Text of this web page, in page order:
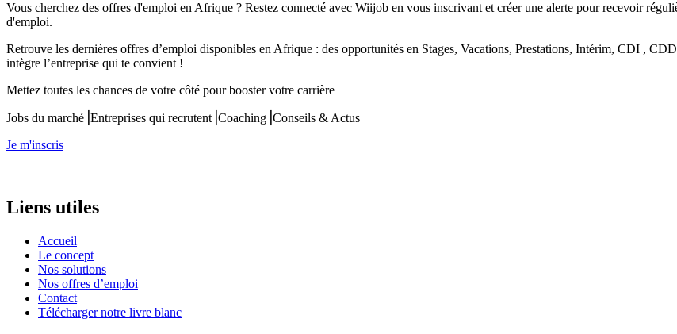
Vous cherchez des offres d'emploi en Afrique ? Restez connecté avec Wiijob en vous inscrivant et créer une alerte pour recevoir
d'emploi.
Retrouve les dernières offres d’emploi disponibles en Afrique : des opportunités en Stages, Vacations, Prestations, Intérim, CDI ,
intègre l’entreprise qui te convient !
Mettez toutes les chances de votre côté pour booster votre carrière
Jobs du marché⎟Entreprises qui recrutent⎟Coaching⎟Conseils & Actus
Je m'inscris
Liens utiles
Accueil
Le concept
Nos solutions
Nos offres d’emploi
Contact
Télécharger notre livre blanc